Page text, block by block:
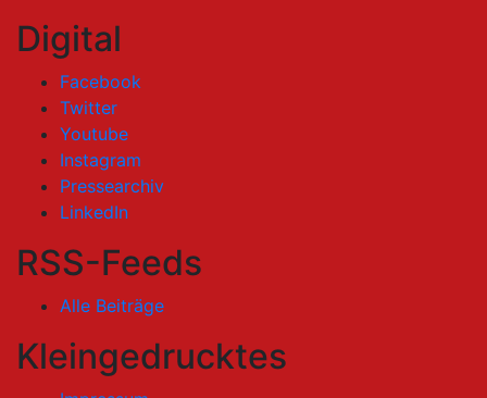
Digital
Facebook
Twitter
Youtube
Instagram
Pressearchiv
LinkedIn
RSS-Feeds
Alle Beiträge
Kleingedrucktes